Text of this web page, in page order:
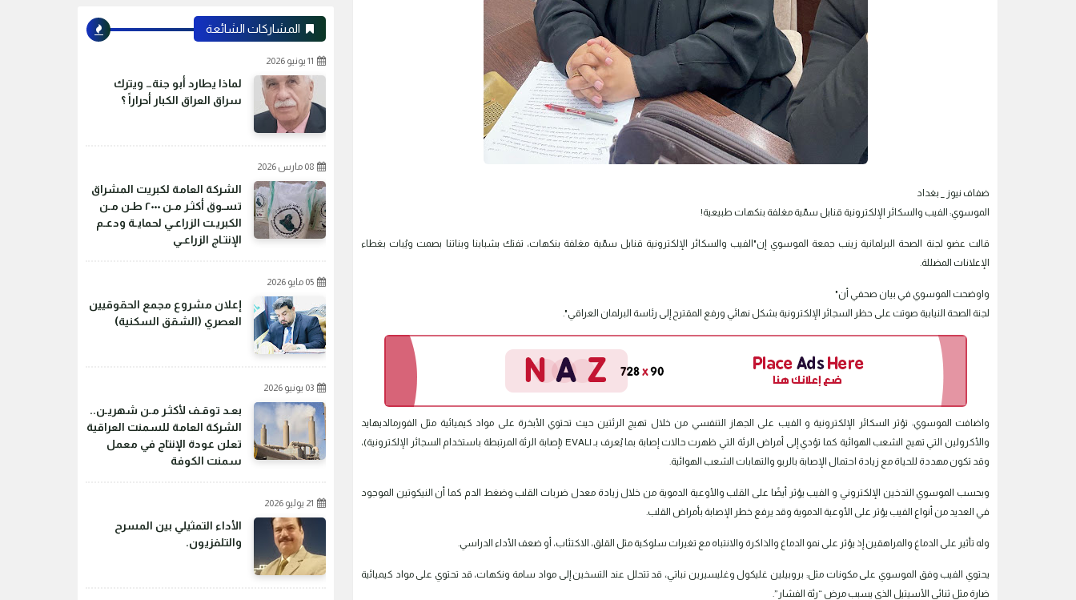
ضفاف نيوز _ بغداد
الموسوي: الفيب والسكائر الإلكترونية قنابل سمّية مغلفة بنكهات طبيعية!
قالت عضو لجنة الصحة البرلمانية زينب جمعة الموسوي إن"الفيب والسكائر الإلكترونية قنابل سمّية مغلفة بنكهات، تفتك بشبابنا وبناتنا بصمت ويُبات بغطاء
الإعلانات المضللة.
واوضحت الموسوي في بيان صحفي أن"
لجنة الصحة النيابية صوتت على حظر السجائر الإلكترونية بشكل نهائي ورفع المقترح إلى رئاسة البرلمان العراقي".
واضافت الموسوي: تؤثر السكائر الإلكترونية و الفيب على الجهاز التنفسي من خلال تهيج الرئتين حيث تحتوي الأبخرة على مواد كيميائية مثل الفورمالديهايد
والأكرولين التي تهيج الشعب الهوائية كما تؤدي إلى أمراض الرئة التي ظهرت حالات إصابة بما يُعرف بـ EVALI (إصابة الرئة المرتبطة باستخدام السجائر الإلكترونية)،
وقد تكون مهددة للحياة مع زيادة احتمال الإصابة بالربو والتهابات الشعب الهوائية.
وبحسب الموسوي التدخين الإلكتروني و الفيب يؤثر أيضًا على القلب والأوعية الدموية من خلال زيادة معدل ضربات القلب وضغط الدم كما أن النيكوتين الموجود
في العديد من أنواع الفيب يؤثر على الأوعية الدموية وقد يرفع خطر الإصابة بأمراض القلب.
وله تأثير على الدماغ والمراهقين إذ يؤثر على نمو الدماغ والذاكرة والانتباه مع تغيرات سلوكية مثل القلق، الاكتئاب، أو ضعف الأداء الدراسي.
يحتوي الفيب وفق الموسوي على مكونات مثل: بروبيلين غليكول وغليسيرين نباتي، قد تتحلل عند التسخين إلى مواد سامة ونكهات، قد تحتوي على مواد كيميائية
ضارة مثل ثنائي الأسيتيل الذي يسبب مرض “رئة الفشار”.
المشاركات الشائعة
11 يونيو 2026
لماذا يطارد أبو جنة… ويترك
سراق العراق الكبار أحراراً ؟
08 مارس 2026
الشركة العامة لكبريت المشراق
تسـوق أكثـر مـن ٢٠٠٠ طـن مـن
الكبريـت الزراعـي لحمايـة ودعـم
الإنتـاج الزراعـي
05 مايو 2026
إعلان مشروع مجمع الحقوقيين
العصري (الشقق السكنية)
03 يونيو 2026
بعـد توقـف لأكثـر مـن شهريـن..
الشركة العامة للسمنت العراقية
تعلن عودة الإنتاج في معمل
سمنت الكوفة
21 يوليو 2026
الأداء التمثيلي بين المسرح
والتلفزيون.